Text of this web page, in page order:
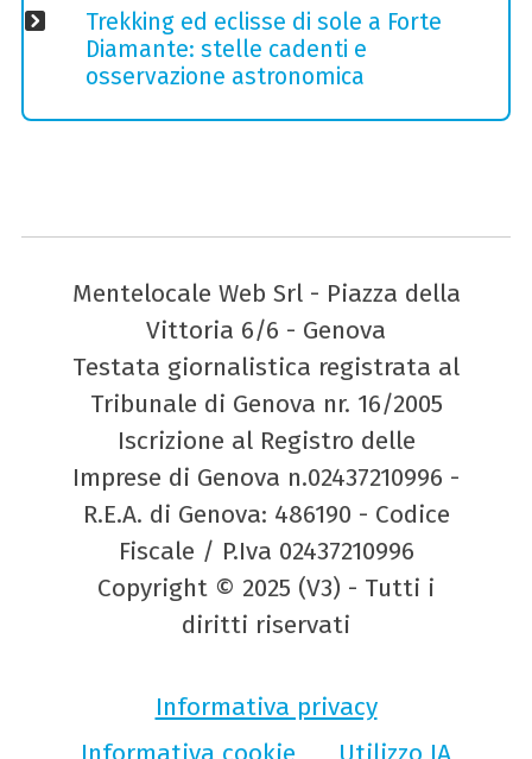
Trekking ed eclisse di sole a Forte
Diamante: stelle cadenti e
osservazione astronomica
Mentelocale Web Srl - Piazza della
Vittoria 6/6 - Genova
Testata giornalistica registrata al
Tribunale di Genova nr. 16/2005
Iscrizione al Registro delle
Imprese di Genova n.02437210996 -
R.E.A. di Genova: 486190 - Codice
Fiscale / P.Iva 02437210996
Copyright © 2025 (V3) - Tutti i
diritti riservati
Informativa privacy